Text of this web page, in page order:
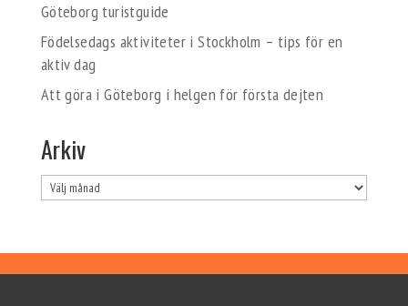
Göteborg turistguide
Födelsedags aktiviteter i Stockholm – tips för en
aktiv dag
Att göra i Göteborg i helgen för första dejten
Arkiv
Arkiv